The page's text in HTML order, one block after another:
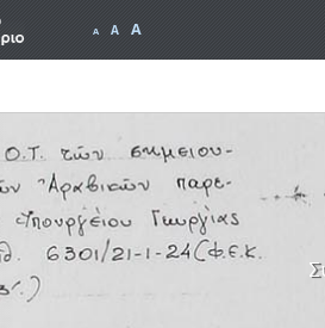
A A A